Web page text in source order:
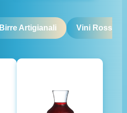
Birre Artigianali Vini Rossi